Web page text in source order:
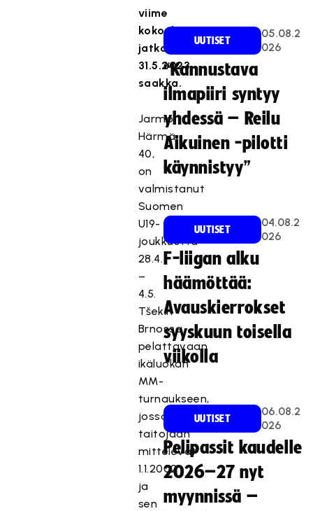
viime
kokouksessaan
jatkon
31.5.2023
saakka.
Jarmo
Härmä,
40,
on
valmistanut
Suomen
U19-
joukkuetta
28.4.
–
4.5.
Tšekin
Brnossa
pelattavaan
ikäluokan
MM-
turnaukseen,
jossa
taitojaan
mittelevät
1.1.2002
ja
sen
UUTISET
05.08.2
026
“Kannustava
ilmapiiri syntyy
yhdessä – Reilu
Aikuinen -pilotti
käynnistyy”
UUTISET
04.08.2
026
F-liigan alku
häämöttää:
Avauskierrokset
syyskuun toisella
viikolla
UUTISET
06.08.2
026
Pelipassit kaudelle
2026–27 nyt
myynnissä –